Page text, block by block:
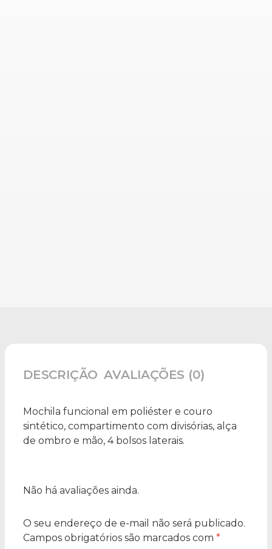
DESCRIÇÃO AVALIAÇÕES (0)
Mochila funcional em poliéster e couro
sintético, compartimento com divisórias, alça
de ombro e mão, 4 bolsos laterais.
Não há avaliações ainda.
O seu endereço de e-mail não será publicado.
Campos obrigatórios são marcados com *